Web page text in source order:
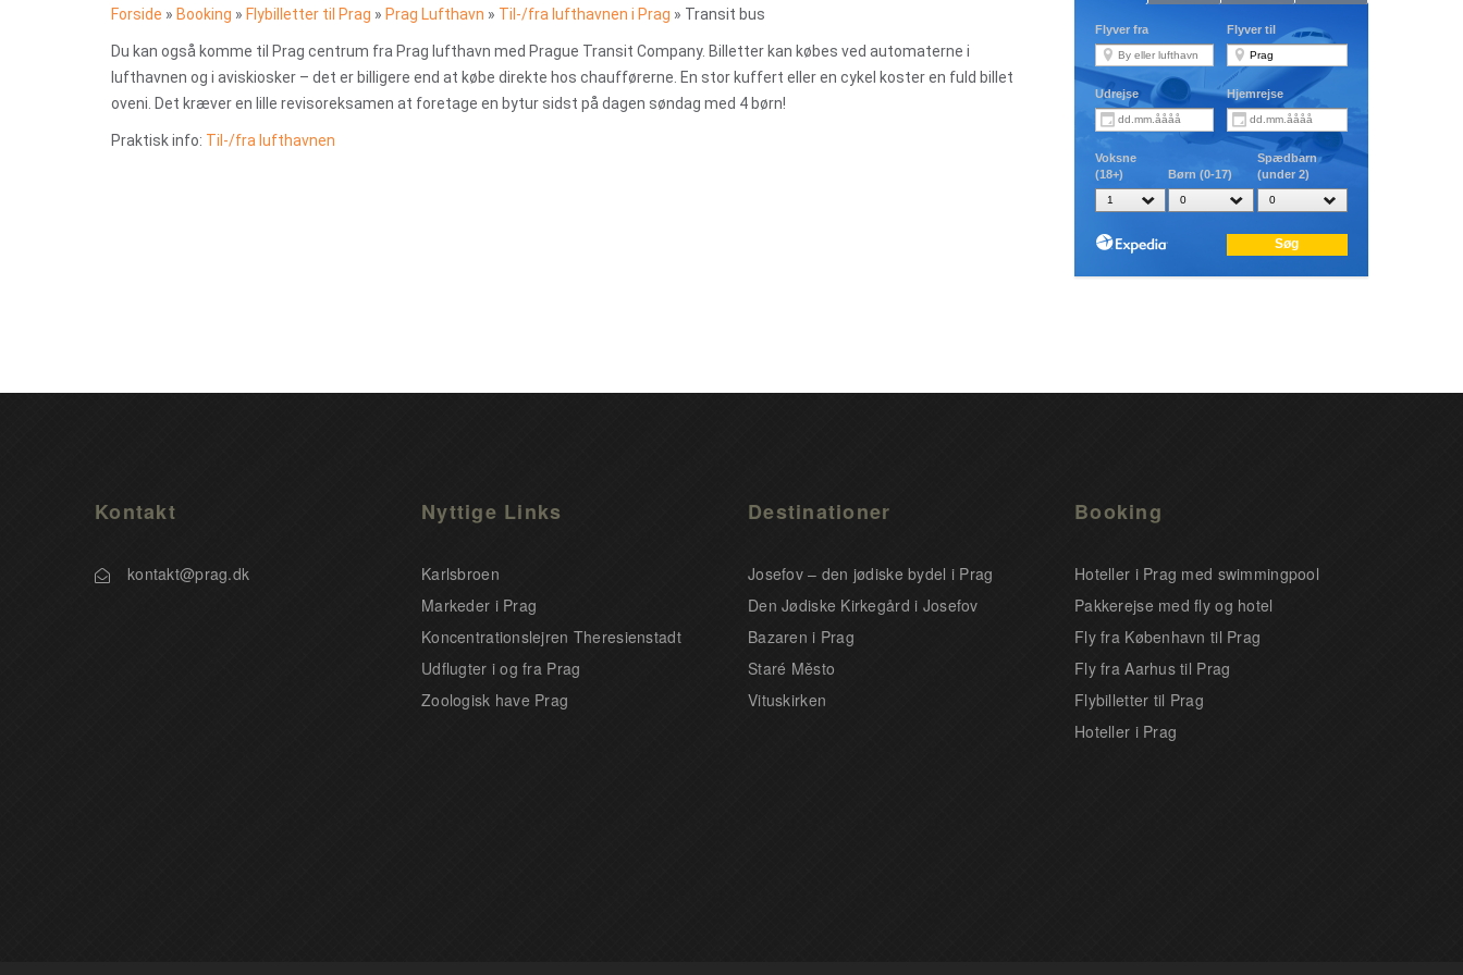
Forside » Booking » Flybilletter til Prag » Prag Lufthavn » Til-/fra lufthavnen i Prag » Transit bus
Du kan også komme til Prag centrum fra Prag lufthavn med Prague Transit Company. Billetter kan købes ved automaterne i
lufthavnen og i aviskiosker – det er billigere end at købe direkte hos chaufførerne. En stor kuffert eller en cykel koster en fuld billet
oveni. Det kræver en lille revisoreksamen at foretage en bytur sidst på dagen søndag med 4 børn!
Praktisk info: Til-/fra lufthavnen
Kontakt
kontakt@prag.dk
Nyttige Links
Karlsbroen
Markeder i Prag
Koncentrationslejren Theresienstadt
Udflugter i og fra Prag
Zoologisk have Prag
Destinationer
Josefov – den jødiske bydel i Prag
Den Jødiske Kirkegård i Josefov
Bazaren i Prag
Staré Město
Vituskirken
Booking
Hoteller i Prag med swimmingpool
Pakkerejse med fly og hotel
Fly fra København til Prag
Fly fra Aarhus til Prag
Flybilletter til Prag
Hoteller i Prag